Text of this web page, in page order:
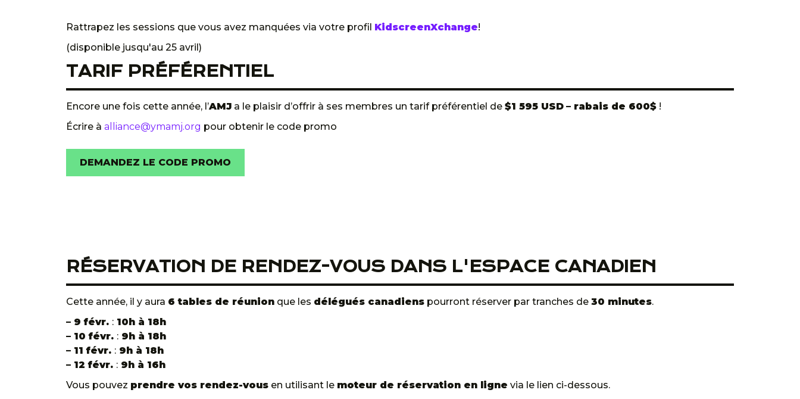
Rattrapez les sessions que vous avez manquées via votre profil KidscreenXchange!
(disponible jusqu'au 25 avril)
TARIF PRÉFÉRENTIEL
Encore une fois cette année, l’AMJ a le plaisir d’offrir à ses membres un tarif préférentiel de $1 595 USD – rabais de 600$ !
Écrire à alliance@ymamj.org pour obtenir le code promo
DEMANDEZ LE CODE PROMO
RÉSERVATION DE RENDEZ-VOUS DANS L'ESPACE CANADIEN
Cette année, il y aura 6 tables de réunion que les délégués canadiens pourront réserver par tranches de 30 minutes.
– 9 févr. : 10h à 18h
– 10 févr. : 9h à 18h
– 11 févr. : 9h à 18h
– 12 févr. : 9h à 16h
Vous pouvez prendre vos rendez-vous en utilisant le moteur de réservation en ligne via le lien ci-dessous.